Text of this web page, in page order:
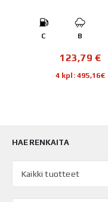
C B
123,79€
4 kpl: 495,16€
HAE RENKAITA
Kaikki tuotteet